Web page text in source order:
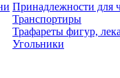
Принадлежности для
Транспортиры
Трафареты фигур,
Угольники